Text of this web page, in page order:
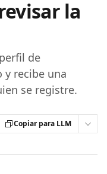
la
de
y recibe una
se registre.
Copiar para LLM